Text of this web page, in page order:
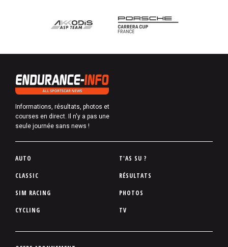
Informations, résultats, photos et
courses en direct. Il n'y a pas une
seule journée sans news !
P
d
d
p
AUTO
CLASSIC
SIM RACING
CYCLING
T'AS SU ?
RÉSULTATS
PHOTOS
TV